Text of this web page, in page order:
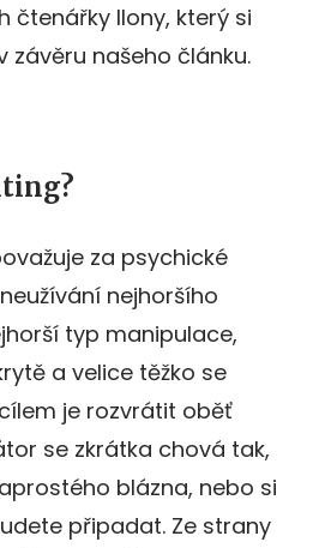
čtenářky Ilony, který si
závěru našeho článku.
za psychické
nejhoršího
typ manipulace,
a velice těžko se
je rozvrátit oběť
se zkrátka chová tak,
blázna, nebo si
připadat. Ze strany